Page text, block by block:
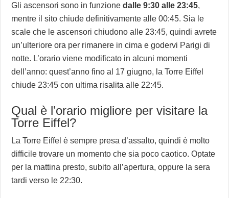
Gli ascensori sono in funzionedalle 9:30 alle 23:45,
mentre il sito chiude definitivamente alle 00:45. Sia le
scale che le ascensori chiudono alle 23:45, quindi avrete
un’ulteriore ora per rimanere in cima e godervi Parigi di
notte. L’orario viene modificato in alcuni momenti
dell’anno: quest’anno fino al 17 giugno, la Torre Eiffel
chiude 23:45 con ultima risalita alle 22:45.
Qual è l’orario migliore per visitare la
Torre Eiffel?
La Torre Eiffel è sempre presa d’assalto, quindi è molto
difficile trovare un momento che sia poco caotico. Optate
per la mattina presto, subito all’apertura, oppure la sera
tardi verso le 22:30.